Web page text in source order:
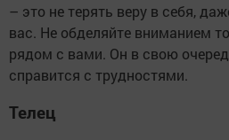
– это не терять веру в себя,
вас. Не обделяйте вниманием
рядом с вами. Он в свою
справится с трудностями.
Телец